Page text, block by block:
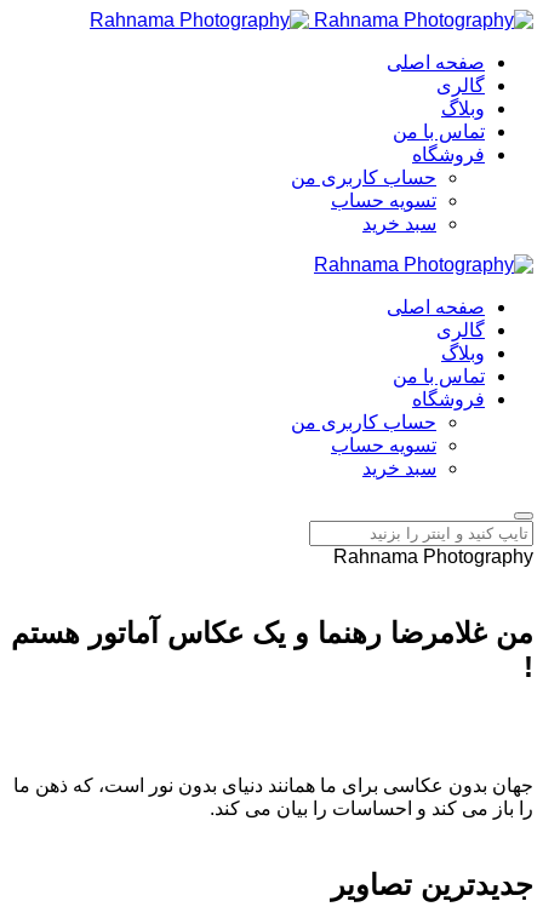
صفحه اصلی
گالری
وبلاگ
تماس با من
فروشگاه
حساب کاربری من
تسویه حساب
سبد خرید
صفحه اصلی
گالری
وبلاگ
تماس با من
فروشگاه
حساب کاربری من
تسویه حساب
سبد خرید
Rahnama Photography
من غلامرضا رهنما و یک عکاس آماتور هستم
!
جهان بدون عکاسی برای ما همانند دنیای بدون نور است، که ذهن ما
را باز می کند و احساسات را بیان می کند.
جدیدترین تصاویر